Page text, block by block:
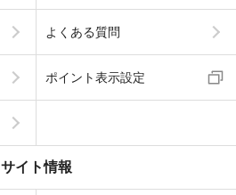
よくある質問
ポイント表示設定
サイト情報